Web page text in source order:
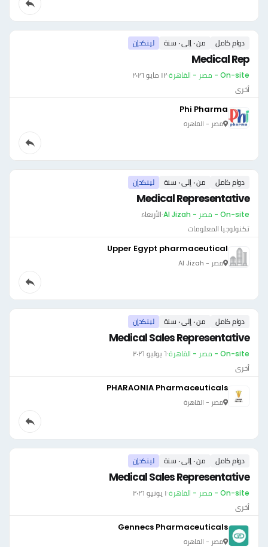
دوام كامل من ٠ إلى ٠ سنة لينكدإن
Medical Rep
On-site - مصر - القاهرة ·١٢ مايو ٢٠٢٦
أخرى
Phi Pharma
مصر - القاهرة
دوام كامل من ٠ إلى ٠ سنة لينكدإن
Medical Representative
On-site - مصر - Al Jizah ·الأربعاء
تكنولوجيا المعلومات
Upper Egypt pharmaceutical
مصر - Al Jizah
دوام كامل من ٠ إلى ٠ سنة لينكدإن
Medical Sales Representative
On-site - مصر - القاهرة ·٦ يوليو ٢٠٢٦
أخرى
PHARAONIA Pharmaceuticals
مصر - القاهرة
دوام كامل من ٠ إلى ٠ سنة لينكدإن
Medical Sales Representative
On-site - مصر - القاهرة ·١ يونيو ٢٠٢٦
أخرى
Gennecs Pharmaceuticals
مصر - القاهرة